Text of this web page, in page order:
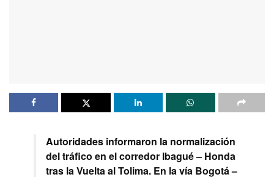
Autoridades informaron la normalización
del tráfico en el corredor Ibagué – Honda
tras la Vuelta al Tolima. En la vía Bogotá –